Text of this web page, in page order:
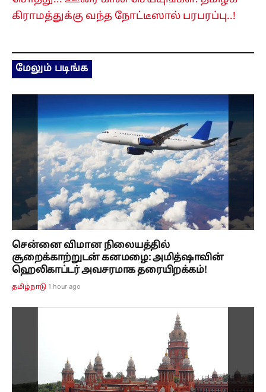
கிராமத்துக்கு வந்த நோட்டீஸால் பரபரப்பு..!
மேலும் படிங்க
சென்னை விமான நிலையத்தில்
சூறைக்காற்றுடன் கனமழை: அமித்ஷாவின்
ஹெலிகாப்டர் அவசரமாக தரையிறக்கம்!
தமிழ்நாடு 1 hour ago